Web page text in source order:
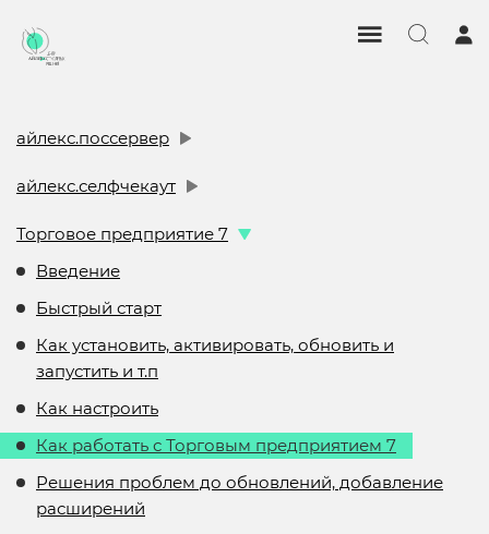
айлекс.поссервер
айлекс.селфчекаут
Торговое предприятие 7
Введение
Быстрый старт
Как установить, активировать, обновить и
запустить и т.п
Как настроить
Как работать с Торговым предприятием 7
Решения проблем до обновлений, добавление
расширений